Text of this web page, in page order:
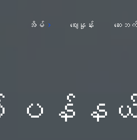
အိမ် ဈေးနှုန်း ဆေးဘ
န်နယ် ရ